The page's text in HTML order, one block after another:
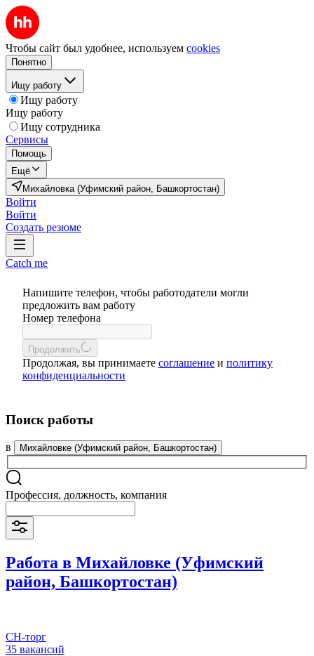
Чтобы сайт был удобнее, используем cookies
Понятно
Ищу работу
Ищу работу
Ищу работу
Ищу сотрудника
Сервисы
Помощь
Ещё
Михайловка (Уфимский район, Башкортостан)
Войти
Войти
Создать резюме
Catch me
Напишите телефон, чтобы работодатели могли
предложить вам работу
Номер телефона
Продолжить
Продолжая, вы принимаете соглашение и политику
конфиденциальности
Поиск работы
в Михайловке (Уфимский район, Башкортостан)
Профессия, должность, компания
Работа в Михайловке (Уфимский
район, Башкортостан)
СН-торг
35 вакансий